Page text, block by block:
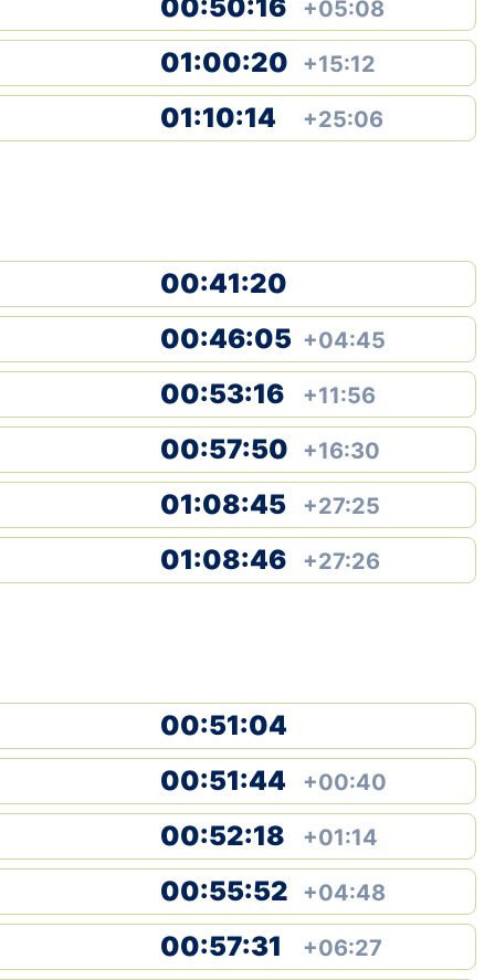
00:50:16 +05:08
01:00:20 +15:12
01:10:14 +25:06
00:41:20
00:46:05 +04:45
00:53:16 +11:56
00:57:50 +16:30
01:08:45 +27:25
01:08:46 +27:26
00:51:04
00:51:44 +00:40
00:52:18 +01:14
00:55:52 +04:48
00:57:31 +06:27